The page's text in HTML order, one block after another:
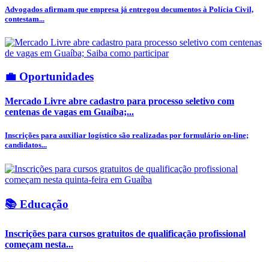
Advogados afirmam que empresa já entregou documentos à Polícia Civil,
contestam...
💼 Oportunidades
Mercado Livre abre cadastro para processo seletivo com
centenas de vagas em Guaíba;...
Inscrições para auxiliar logístico são realizadas por formulário on-line;
candidatos...
📚 Educação
Inscrições para cursos gratuitos de qualificação profissional
começam nesta...